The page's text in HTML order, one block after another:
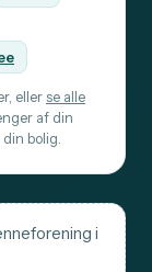
eller se alle
af din
bolig.
i